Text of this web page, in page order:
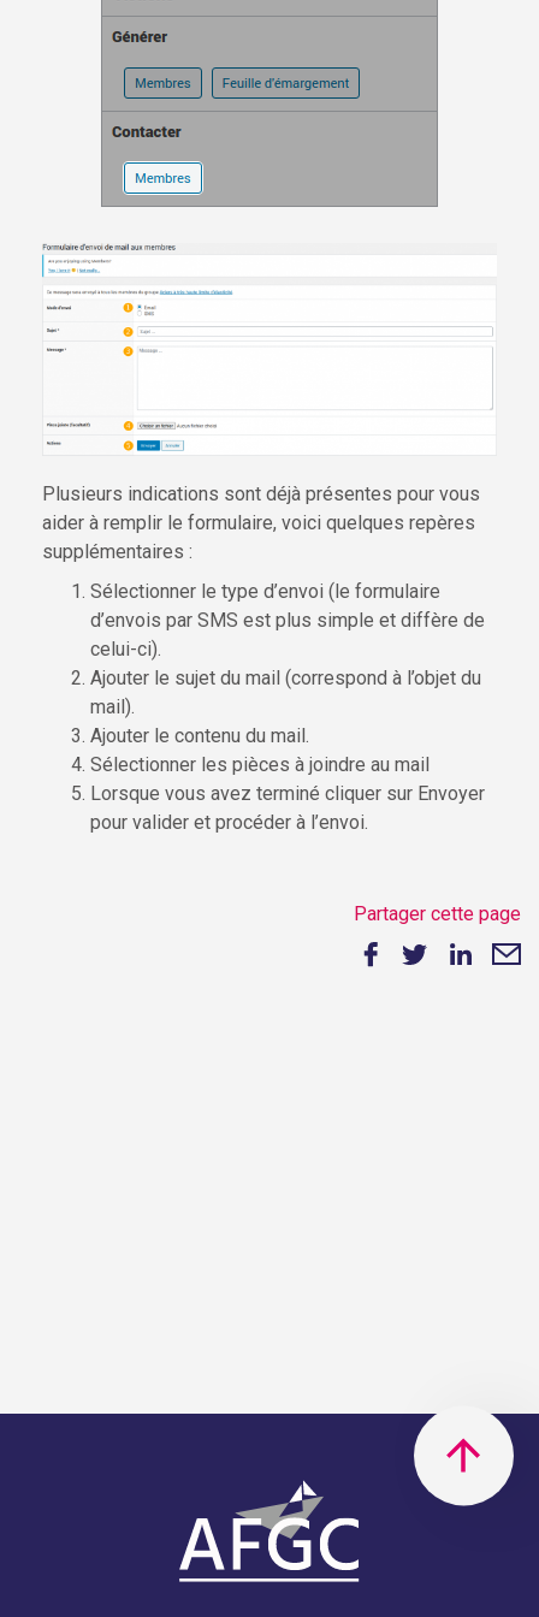
Plusieurs indications sont déjà présentes pour vous
aider à remplir le formulaire, voici quelques repères
supplémentaires :
Sélectionner le type d’envoi (le formulaire
d’envois par SMS est plus simple et diffère de
celui-ci).
Ajouter le sujet du mail (correspond à l’objet du
mail).
Ajouter le contenu du mail.
Sélectionner les pièces à joindre au mail
Lorsque vous avez terminé cliquer sur Envoyer
pour valider et procéder à l’envoi.
Partager cette page